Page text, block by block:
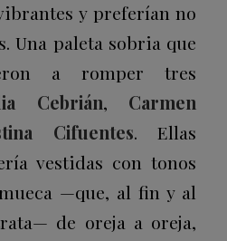
y preferían no
Una paleta sobria que
a romper tres
Cebrián, Carmen
Cifuentes. Ellas
vestidas con tonos
—que, al fin y al
de oreja a oreja,